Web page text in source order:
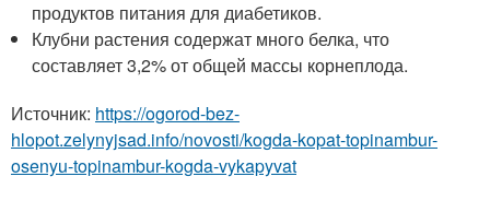
продуктов питания для диабетиков.
Клубни растения содержат много белка, что
составляет 3,2% от общей массы корнеплода.
Источник: https://ogorod-bez-
hlopot.zelynyjsad.info/novosti/kogda-kopat-topinambur-
osenyu-topinambur-kogda-vykapyvat